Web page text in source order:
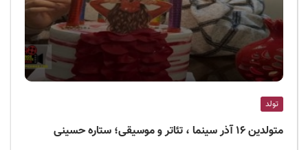
تولد
متولدین ۱۶ آذر سینما ، تئاتر و موسیقی؛ ستاره حسینی